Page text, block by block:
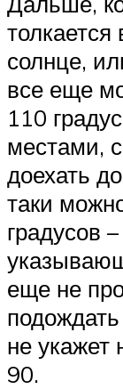
толкается
солнце,
все еще
110
местами,
доехать
таки
градусов
еще не
не укажет
90.